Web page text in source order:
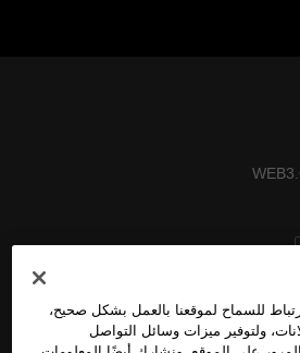
للسماح لموقعنا بالعمل بشكل صحيح،
ولتوفير ميزات وسائل التواصل